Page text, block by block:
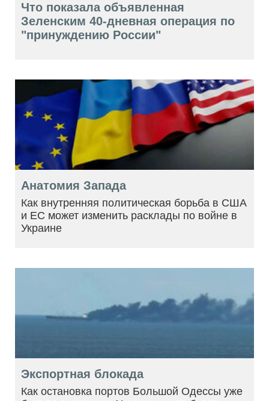
Что показала объявленная
Зеленским 40-дневная операция по
"принуждению России"
Анатомия Запада
Как внутренняя политическая борьба в США
и ЕС может изменить расклады по войне в
Украине
Экспортная блокада
Как остановка портов Большой Одессы уже